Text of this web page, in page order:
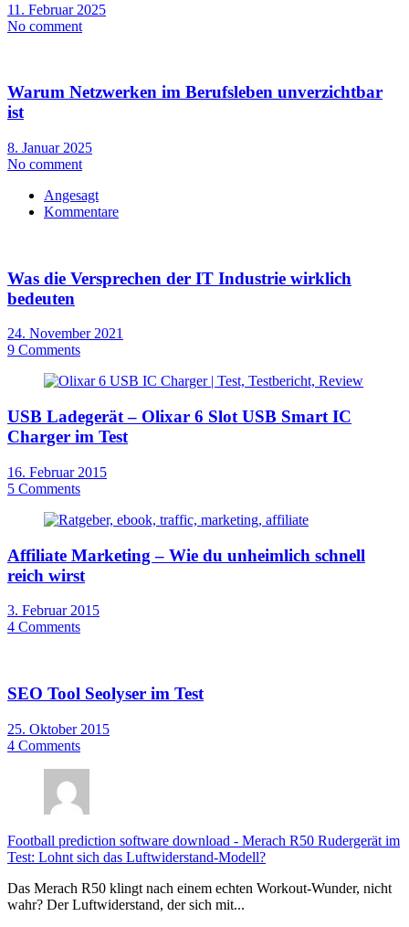
11. Februar 2025
No comment
Warum Netzwerken im Berufsleben unverzichtbar
ist
8. Januar 2025
No comment
Angesagt
Kommentare
Was die Versprechen der IT Industrie wirklich
bedeuten
24. November 2021
9 Comments
USB Ladegerät – Olixar 6 Slot USB Smart IC
Charger im Test
16. Februar 2015
5 Comments
Affiliate Marketing – Wie du unheimlich schnell
reich wirst
3. Februar 2015
4 Comments
SEO Tool Seolyser im Test
25. Oktober 2015
4 Comments
Football prediction software download - Merach R50 Rudergerät im
Test: Lohnt sich das Luftwiderstand-Modell?
Das Merach R50 klingt nach einem echten Workout-Wunder, nicht
wahr? Der Luftwiderstand, der sich mit...